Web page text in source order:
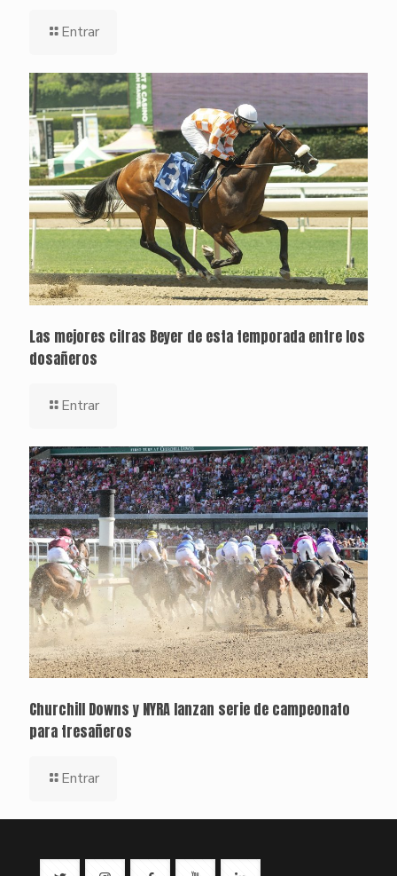
Entrar
Las mejores cifras Beyer de esta temporada entre los
dosañeros
Entrar
Churchill Downs y NYRA lanzan serie de campeonato
para tresañeros
Entrar